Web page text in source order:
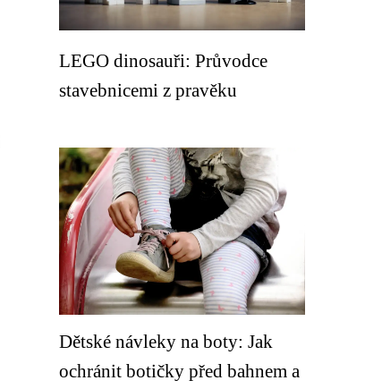
LEGO dinosauři: Průvodce
stavebnicemi z pravěku
Dětské návleky na boty: Jak
ochránit botičky před bahnem a